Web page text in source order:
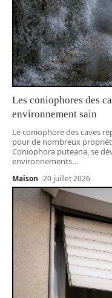
Les coniophores des
environnement sain
Le coniophore des caves
pour de nombreux
Coniophora puteana, se
environnements…
Maison 20 juillet 2026